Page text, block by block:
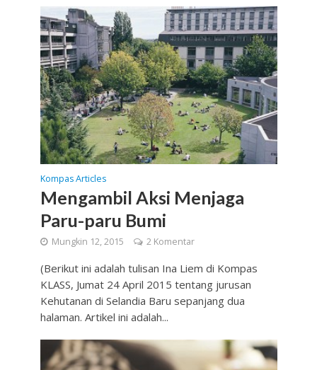
Kompas Articles
Mengambil Aksi Menjaga
Paru-paru Bumi
Mungkin 12, 2015 2 Komentar
(Berikut ini adalah tulisan Ina Liem di Kompas
KLASS, Jumat 24 April 2015 tentang jurusan
Kehutanan di Selandia Baru sepanjang dua
halaman. Artikel ini adalah...